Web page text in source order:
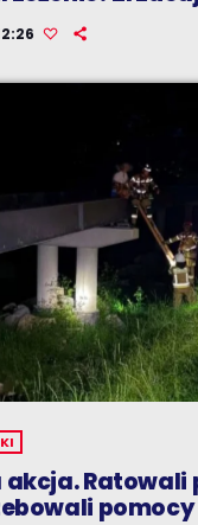
Ratowali
pomocy